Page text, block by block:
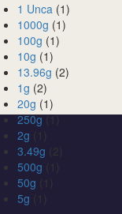
1 Unca (1)
1000g (1)
100g (1)
10g (1)
13.96g (2)
1g (2)
20g (1)
250g (1)
2g
3.49g (2)
500g
50g
5g